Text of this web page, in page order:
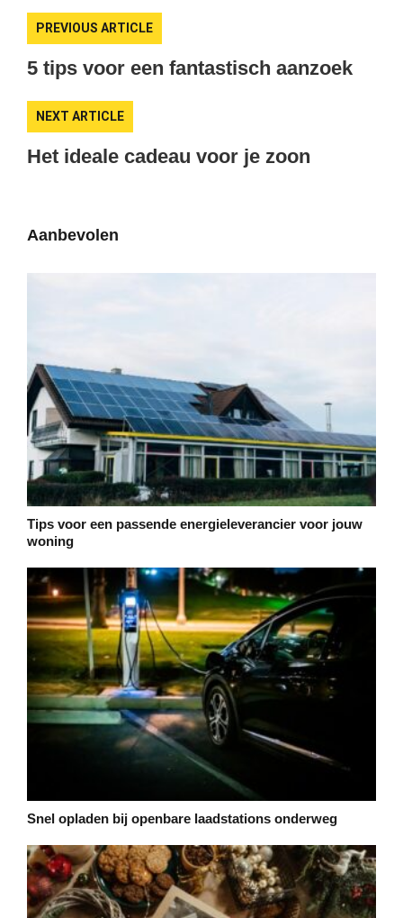
PREVIOUS ARTICLE
5 tips voor een fantastisch aanzoek
NEXT ARTICLE
Het ideale cadeau voor je zoon
Aanbevolen
Tips voor een passende energieleverancier voor jouw
woning
Snel opladen bij openbare laadstations onderweg